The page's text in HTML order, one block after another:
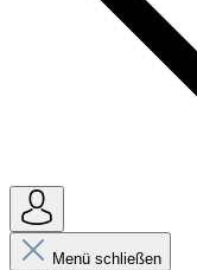
Menü schließen